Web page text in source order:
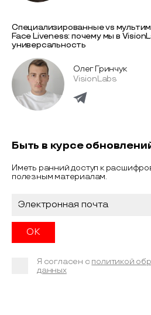
Специализированные vs
Face Liveness: почему мы в
универсальность
Олег Гринчук
VisionLabs
Быть в курсе
Иметь ранний доступ к
полезным материалам.
Я согласен с политикой
данных